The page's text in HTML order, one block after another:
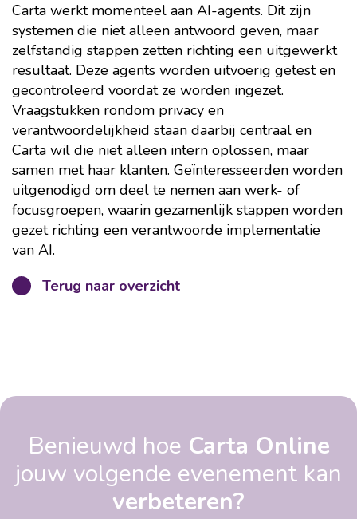
Carta werkt momenteel aan AI-agents. Dit zijn
systemen die niet alleen antwoord geven, maar
zelfstandig stappen zetten richting een uitgewerkt
resultaat. Deze agents worden uitvoerig getest en
gecontroleerd voordat ze worden ingezet.
Vraagstukken rondom privacy en
verantwoordelijkheid staan daarbij centraal en
Carta wil die niet alleen intern oplossen, maar
samen met haar klanten. Geïnteresseerden worden
uitgenodigd om deel te nemen aan werk- of
focusgroepen, waarin gezamenlijk stappen worden
gezet richting een verantwoorde implementatie
van AI.
Terug naar overzicht
Benieuwd hoe Carta Online
jouw volgende evenement kan
verbeteren?